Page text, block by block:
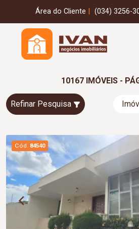
Área do Cliente (034) 3256-
10167 IMÓVEIS -
Refinar Pesquisa
Cód. 84540